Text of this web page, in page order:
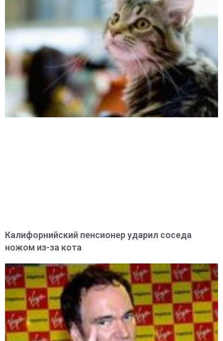
Калифорнийский пенсионер ударил соседа
ножом из-за кота